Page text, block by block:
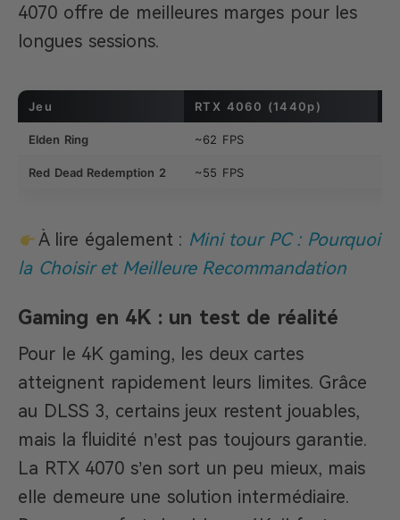
4070 offre de meilleures marges pour les
longues sessions.
Jeu RTX 4060 (1440p)
Elden Ring ~62 FPS
Red Dead Redemption 2 ~55 FPS
À lire également : Mini tour PC : Pourquoi
la Choisir et Meilleure Recommandation
Gaming en 4K : un test de réalité
Pour le 4K gaming, les deux cartes
atteignent rapidement leurs limites. Grâce
au DLSS 3, certains jeux restent jouables,
mais la fluidité n’est pas toujours garantie.
La RTX 4070 s’en sort un peu mieux, mais
elle demeure une solution intermédiaire.